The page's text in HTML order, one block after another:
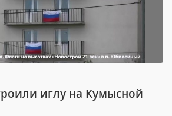
иглу на Кумысной